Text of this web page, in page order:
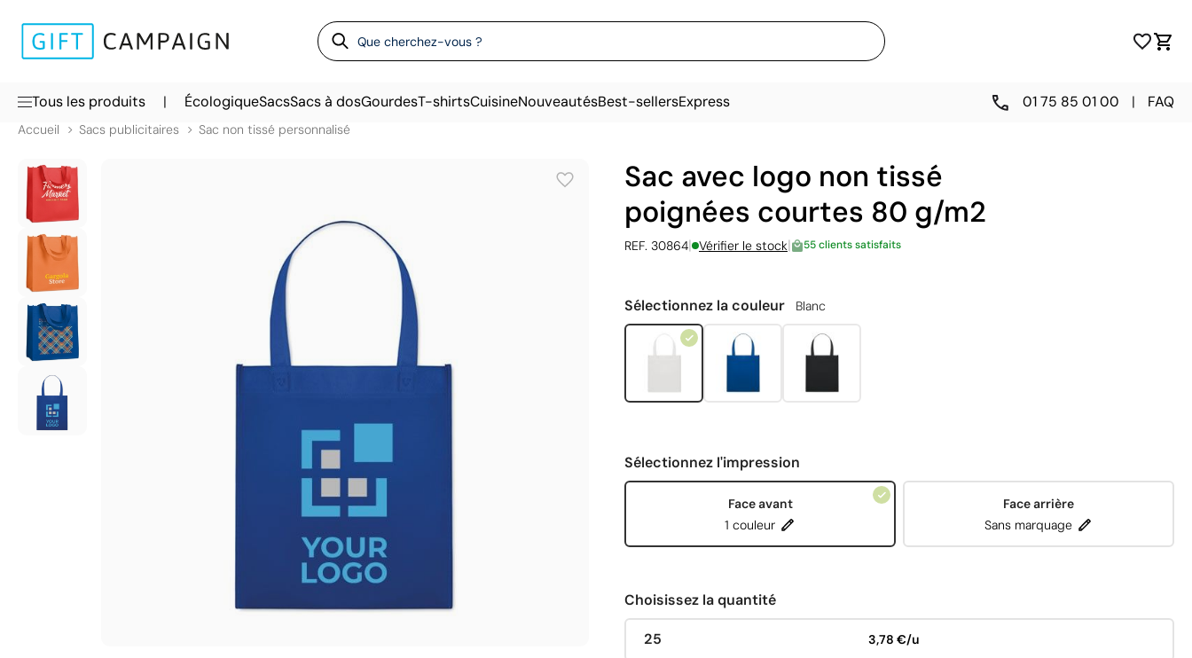
Tous les produits | ÉcologiqueSacsSacs à dosGourdesT-shirtsCuisineNouveautésBest-sellersExpress 01 75 85 01 00 | FAQ
Accueil Sacs publicitaires Sac non tissé personnalisé
Sac avec logo non tissé
poignées courtes 80 g/m2
REF. 30864| Vérifier le stock| 55 clients satisfaits
Sélectionnez la couleur Blanc
Sélectionnez l'impression
Face avant
1 couleur
Face arrière
Sans marquage
Choisissez la quantité
25 3,78 €/u